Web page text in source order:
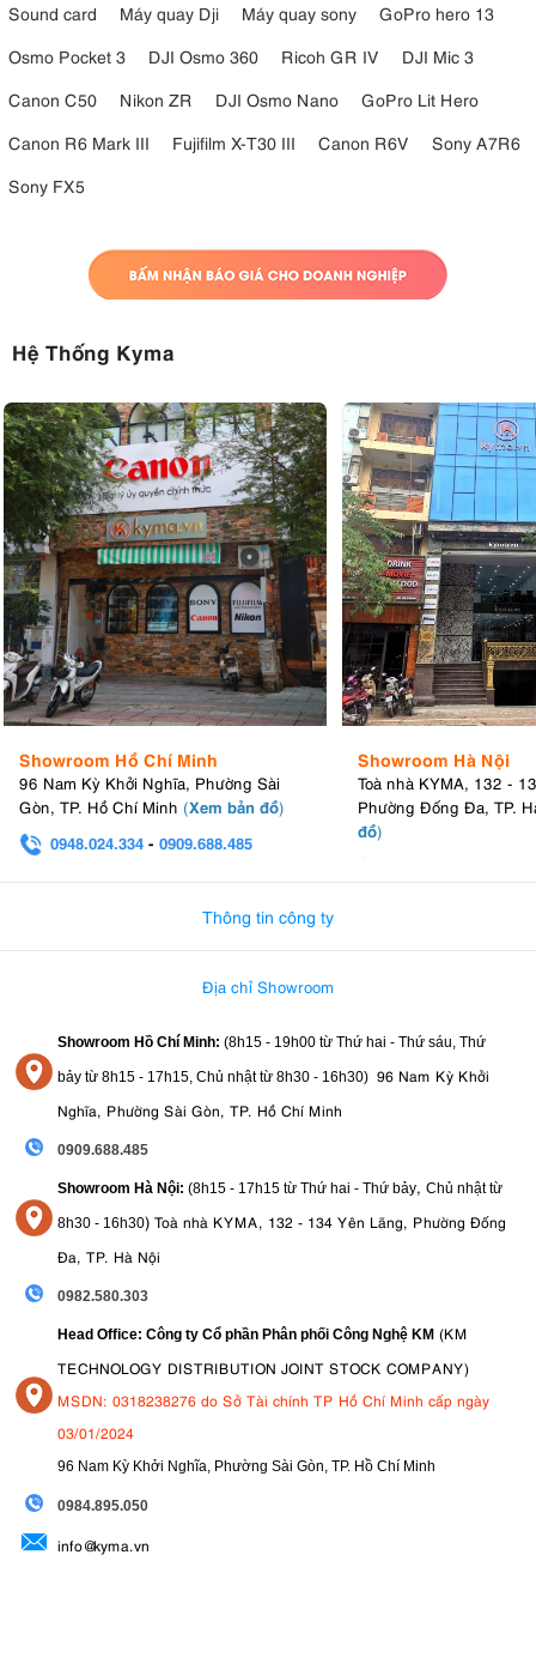
Sound card
Máy quay Dji Máy quay sony
GoPro hero 13
Osmo Pocket 3
DJI Osmo 360 Ricoh GR IV
DJI Mic 3
Canon C50
Nikon ZR DJI Osmo Nano
GoPro Lit Hero
Canon R6 Mark III
Fujifilm X-T30 III Canon R6V
Sony A7R6
Sony FX5
Hệ Thống Kyma
Showroom Hồ Chí Minh
96 Nam Kỳ Khởi Nghĩa, Phường Sài
Gòn, TP. Hồ Chí Minh (Xem bản đồ)
0948.024.334 - 0909.688.485
Showroom Hà Nội
Toà nhà KYMA, 132 -
Phường Đống Đa, TP.
đồ)
Thông tin công ty
Địa chỉ Showroom
Showroom Hồ Chí Minh: (8h15 - 19h00 từ Thứ hai - Thứ sáu, Thứ
bảy từ 8h15 - 17h15, Chủ nhật từ 8h30 - 16h30) 96 Nam Kỳ Khởi
Nghĩa, Phường Sài Gòn, TP. Hồ Chí Minh
0909.688.485
Showroom Hà Nội: (8h15 - 17h15 từ Thứ hai - Thứ bảy, Chủ nhật từ
8h30 - 16h30) Toà nhà KYMA, 132 - 134 Yên Lãng, Phường Đống
Đa, TP. Hà Nội
0982.580.303
Head Office: Công ty Cổ phần Phân phối Công Nghệ KM (KM
TECHNOLOGY DISTRIBUTION JOINT STOCK COMPANY)
MSDN: 0318238276 do Sở Tài chính TP Hồ Chí Minh cấp ngày
03/01/2024
96 Nam Kỳ Khởi Nghĩa, Phường Sài Gòn, TP. Hồ Chí Minh
0984.895.050
info@kyma.vn